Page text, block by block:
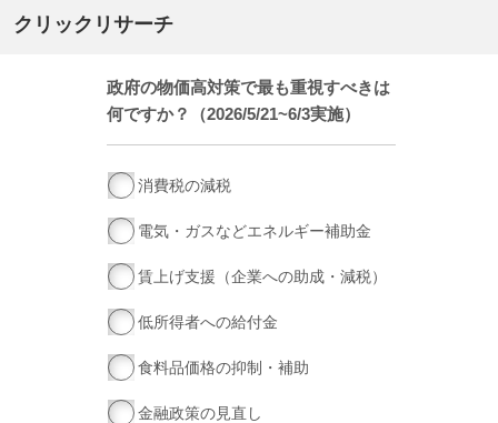
クリックリサーチ
政府の物価高対策で最も重視すべきは
何ですか？（2026/5/21~6/3実施）
消費税の減税
電気・ガスなどエネルギー補助金
賃上げ支援（企業への助成・減税）
低所得者への給付金
食料品価格の抑制・補助
金融政策の見直し